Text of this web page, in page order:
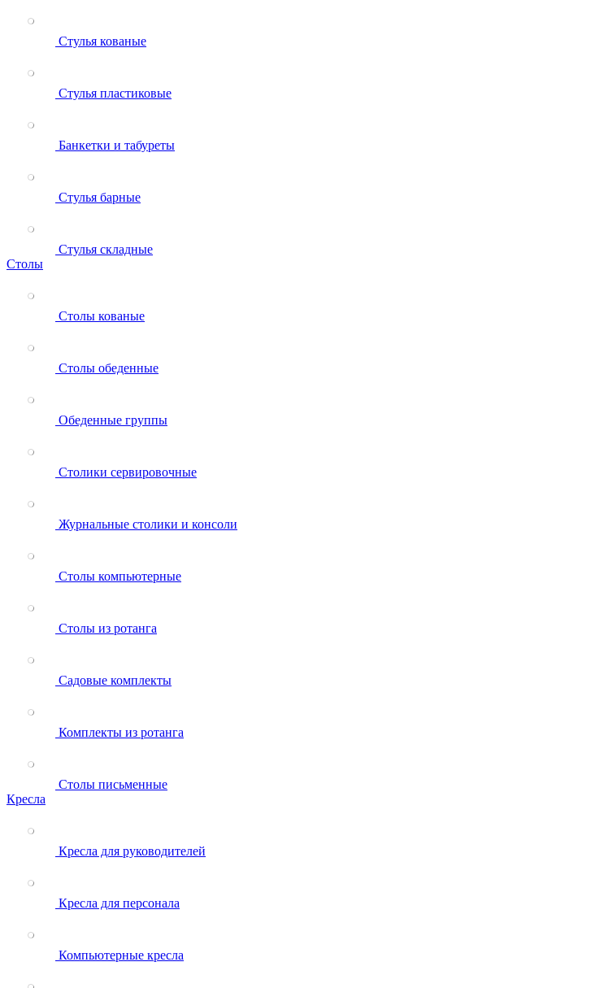
Стулья кованые
Стулья пластиковые
Банкетки и табуреты
Стулья барные
Стулья складные
Столы
Столы кованые
Столы обеденные
Обеденные группы
Столики сервировочные
Журнальные столики и консоли
Столы компьютерные
Столы из ротанга
Садовые комплекты
Комплекты из ротанга
Столы письменные
Кресла
Кресла для руководителей
Кресла для персонала
Компьютерные кресла